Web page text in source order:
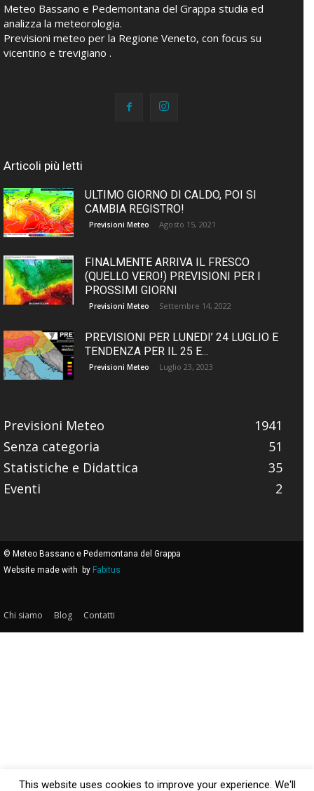
Meteo Bassano e Pedemontana del Grappa studia ed
analizza la meteorologia.
Previsioni meteo per la Regione Veneto, con focus su
vicentino e trevigiano .
Articoli più letti
ULTIMO GIORNO DI CALDO, POI SI
CAMBIA REGISTRO!
Previsioni Meteo Agosto 15, 2021
FINALMENTE ARRIVA IL FRESCO
(QUELLO VERO!) PREVISIONI PER I
PROSSIMI GIORNI
Previsioni Meteo Settembre 14, 2022
PREVISIONI PER LUNEDI’ 24 LUGLIO E
TENDENZA PER IL 25 E...
Previsioni Meteo Luglio 23, 2023
Previsioni Meteo
1941
Senza categoria
51
Statistiche e Didattica
35
Eventi
2
© Meteo Bassano e Pedemontana del Grappa
Website made with
by Fabitus
Chi siamo Blog Contatti
This website uses cookies to improve your experience. We'll